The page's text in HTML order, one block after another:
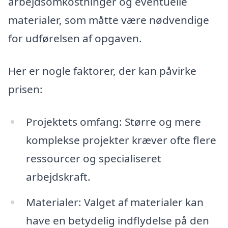
materialer, som måtte være nødvendige
for udførelsen af opgaven.
Her er nogle faktorer, der kan påvirke
prisen:
Projektets omfang: Større og mere
komplekse projekter kræver ofte flere
ressourcer og specialiseret
arbejdskraft.
Materialer: Valget af materialer kan
have en betydelig indflydelse på den